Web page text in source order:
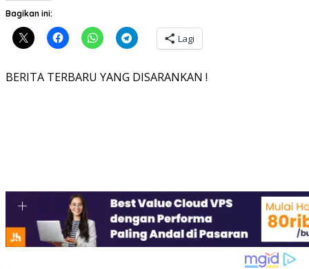
Bagikan ini:
Lagi
BERITA TERBARU YANG DISARANKAN !